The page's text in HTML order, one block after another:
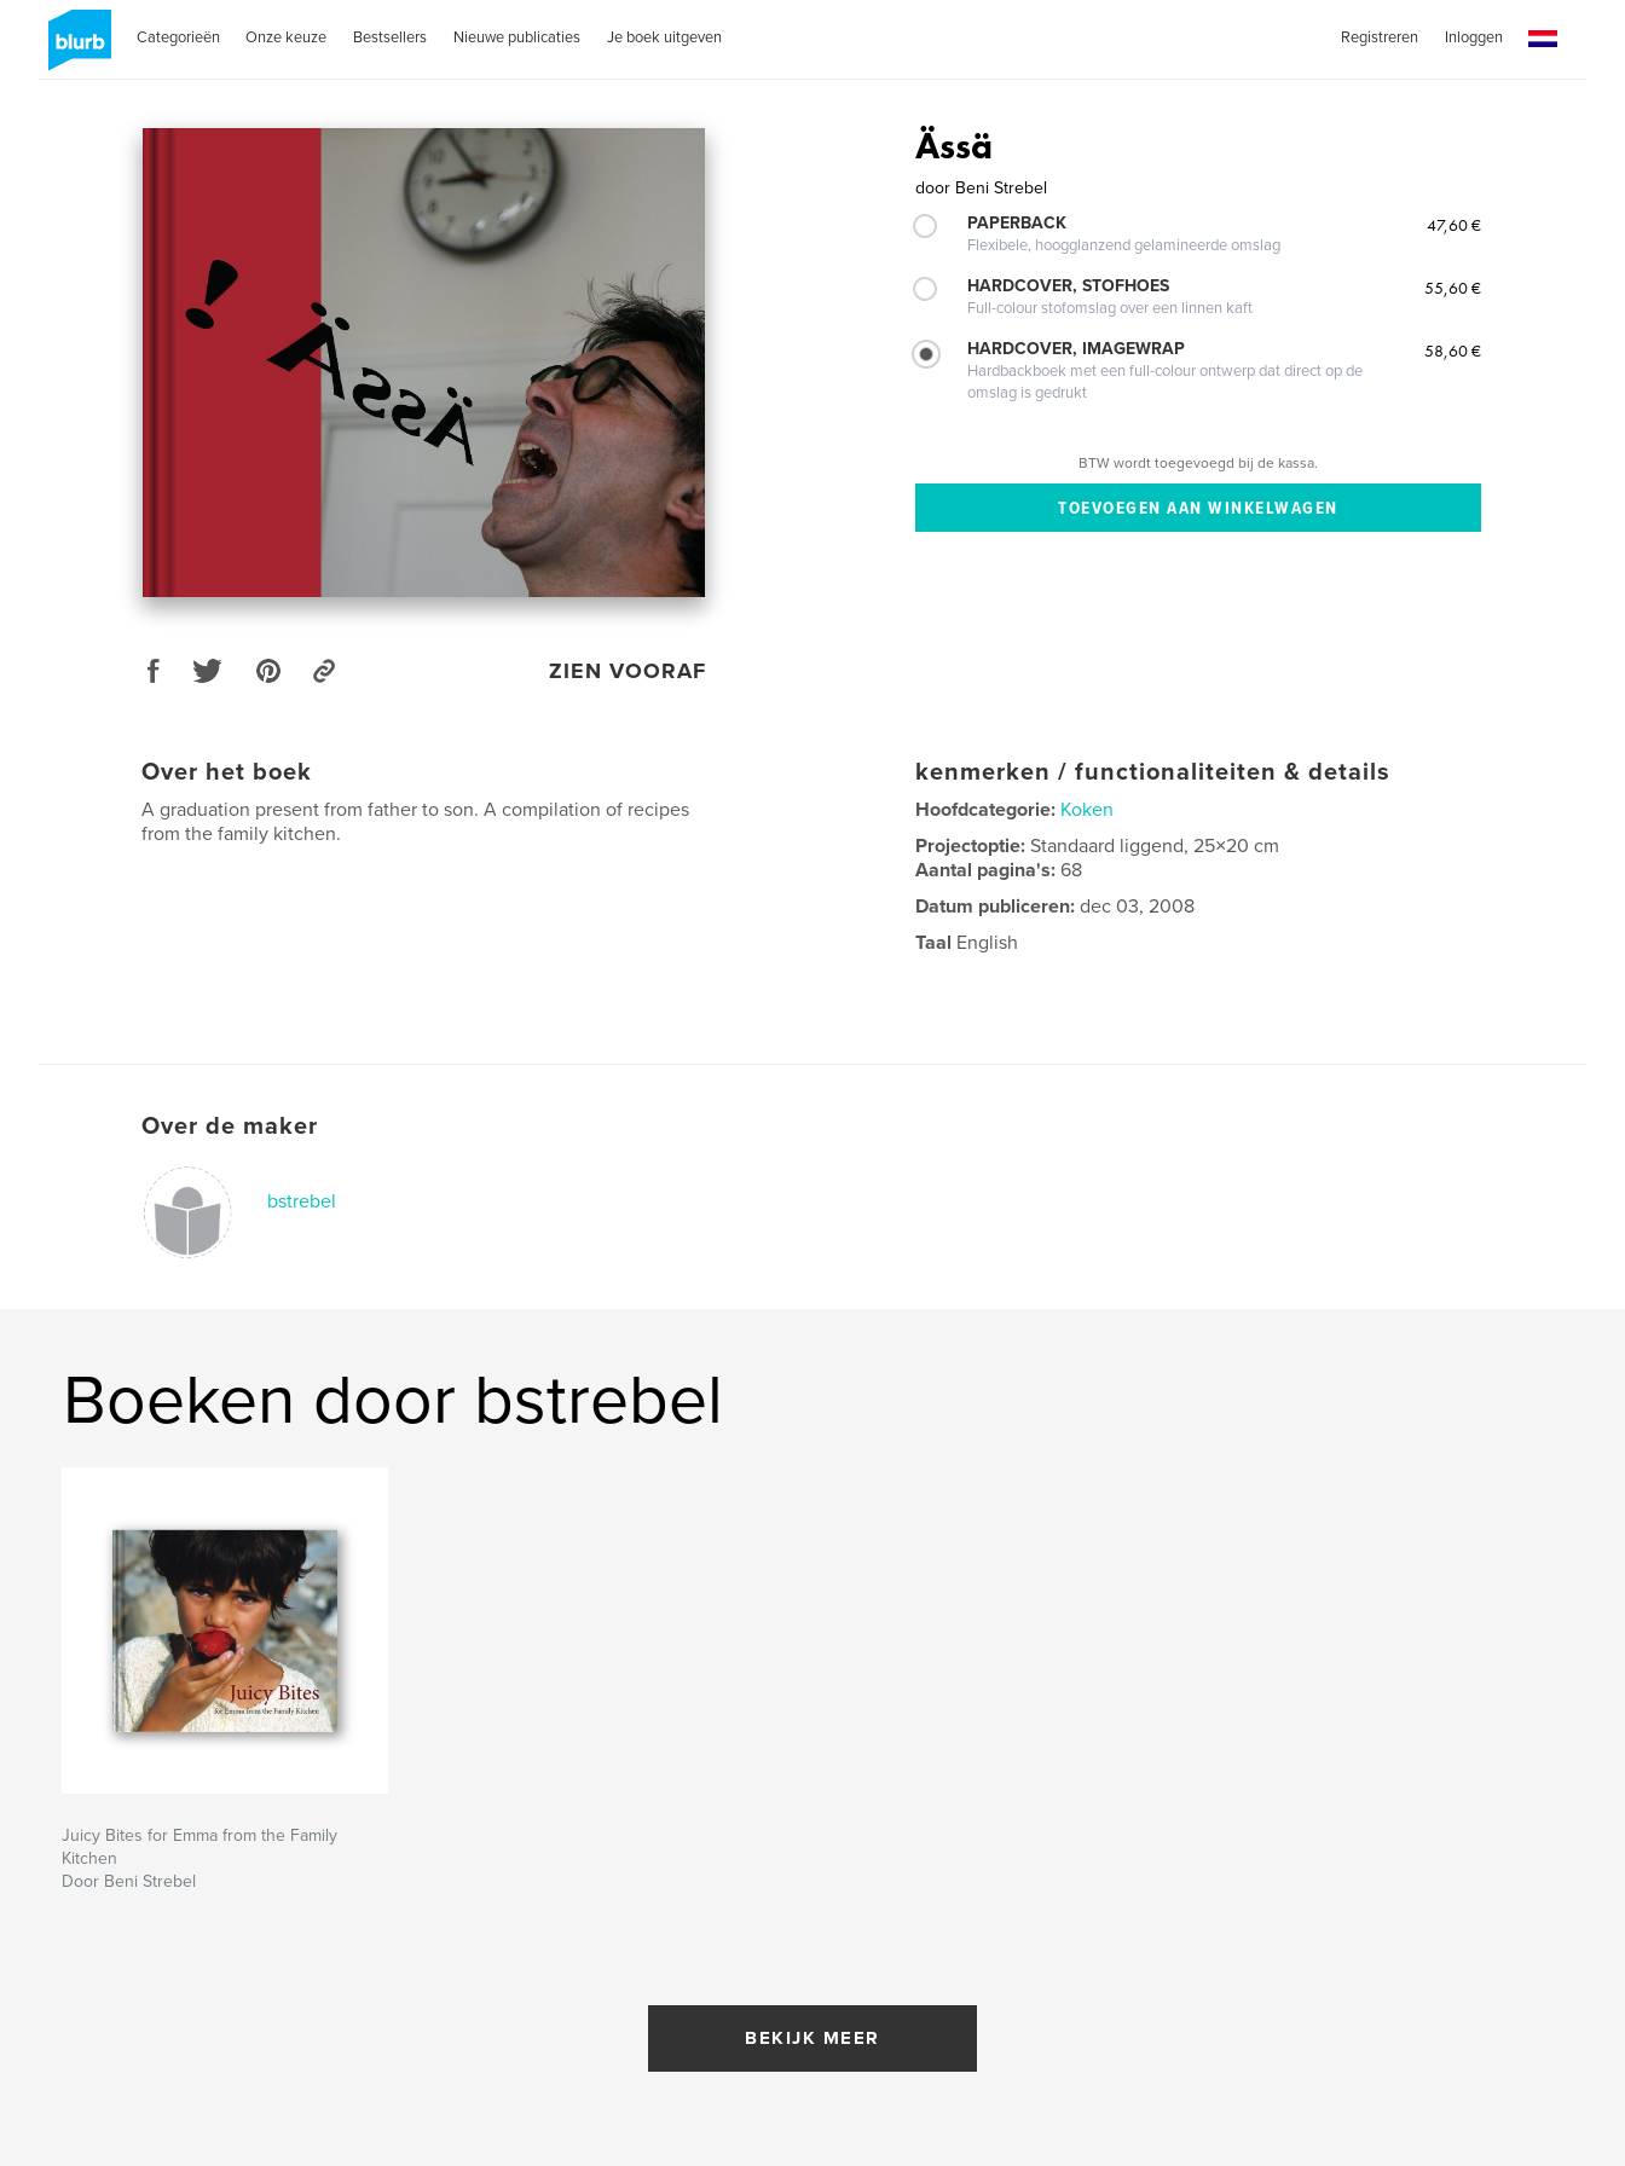
Categorieën Onze keuze Bestsellers Nieuwe publicaties Je boek uitgeven Registreren Inloggen
ZIEN VOORAF
Ässä
door Beni Strebel
PAPERBACK
Flexibele, hoogglanzend gelamineerde omslag
47,60 €
HARDCOVER, STOFHOES
Full-colour stofomslag over een linnen kaft
55,60 €
HARDCOVER, IMAGEWRAP
Hardbackboek met een full-colour ontwerp dat direct op de
omslag is gedrukt
58,60 €
BTW wordt toegevoegd bij de kassa.
Over het boek
A graduation present from father to son. A compilation of recipes
from the family kitchen.
kenmerken / functionaliteiten & details
Hoofdcategorie: Koken
Projectoptie:Standaard liggend, 25×20 cm
Aantal pagina's:68
Datum publiceren: dec 03, 2008
Taal English
Over de maker
bstrebel
Boeken door bstrebel
Juicy Bites for Emma from the Family
Kitchen
Door Beni Strebel
BEKIJK MEER